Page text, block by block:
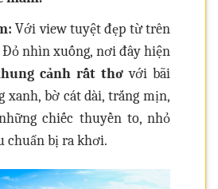
Với view tuyệt đẹp từ trên
Đỏ nhìn xuống, nơi đây hiện
cảnh rất thơvới bãi
xanh, bờ cát dài, trắng mịn,
chiếc thuyền to, nhỏ
chuẩn bị ra khơi.